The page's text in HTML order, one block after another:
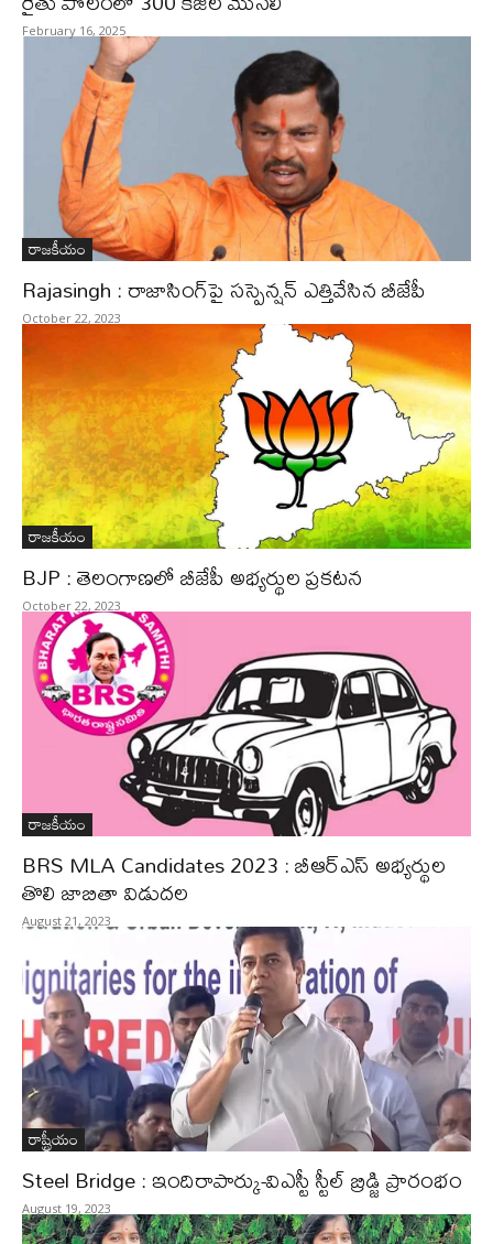
February 16, 2025
రాజకీయం
Rajasingh : రాజాసింగ్‌పై సస్పెన్షన్‌ ఎత్తివేసిన బీజేపీ
October 22, 2023
రాజకీయం
BJP : తెలంగాణలో బీజేపీ అభ్యర్థుల ప్రకటన
October 22, 2023
రాజకీయం
BRS MLA Candidates 2023 : బీఆర్‌ఎస్‌ అభ్యర్థుల
తొలి జాబితా విడుదల
August 21, 2023
రాష్ట్రీయం
Steel Bridge : ఇందిరాపార్కు-విఎస్టీ స్టీల్ బ్రిడ్జి ప్రారంభం
August 19, 2023